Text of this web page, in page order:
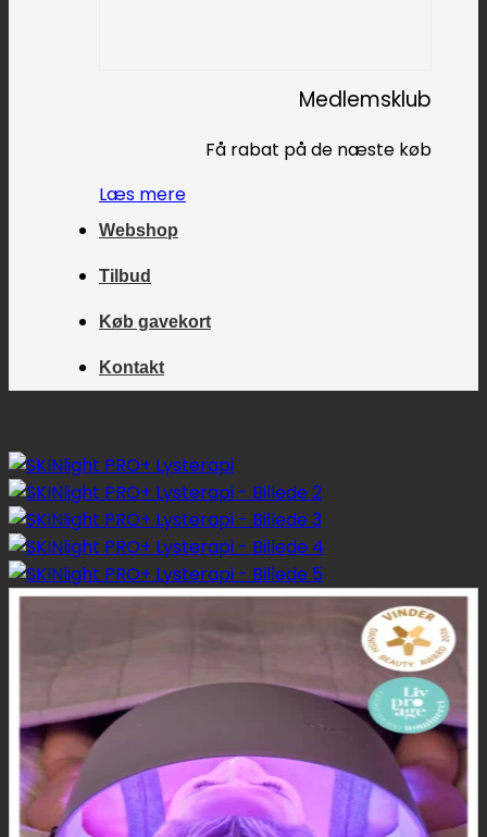
Medlemsklub
Få rabat på de næste køb
Læs mere
Webshop
Tilbud
Køb gavekort
Kontakt